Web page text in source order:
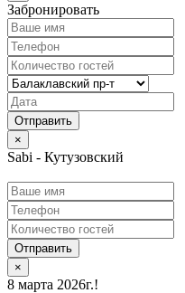
Забронировать
×
Sabi - Кутузовский
Отправить
×
8 марта 2026г.!